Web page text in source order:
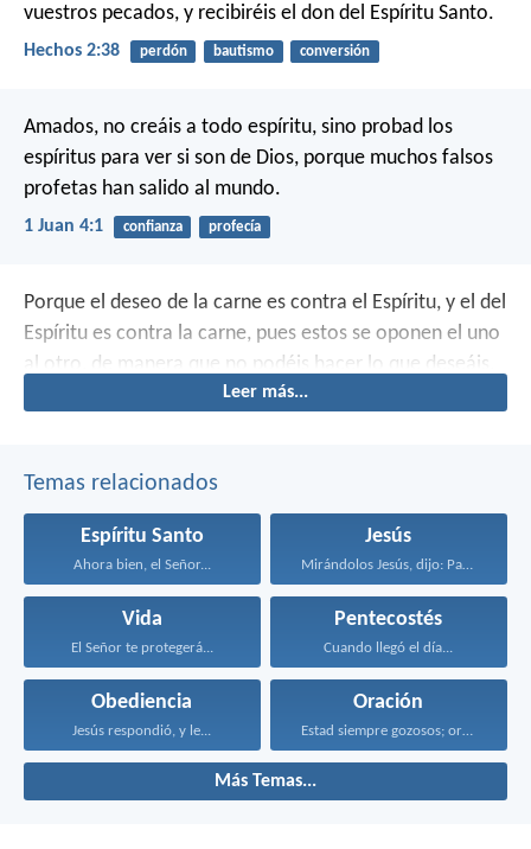
vuestros pecados, y recibiréis el don del Espíritu Santo.
Hechos 2:38 perdón bautismo conversión
Amados, no creáis a todo espíritu, sino probad los
espíritus para ver si son de Dios, porque muchos falsos
profetas han salido al mundo.
1 Juan 4:1 confianza profecía
Porque el deseo de la carne es contra el Espíritu, y el del
Espíritu es contra la carne, pues estos se oponen el uno
al otro, de manera que no podéis hacer lo que deseáis.
Leer más...
Temas relacionados
Espíritu Santo
Ahora bien, el Señor...
Jesús
Mirándolos Jesús, dijo: Para...
Vida
El Señor te protegerá...
Pentecostés
Cuando llegó el día...
Obediencia
Jesús respondió, y le...
Oración
Estad siempre gozosos; orad...
Más Temas...